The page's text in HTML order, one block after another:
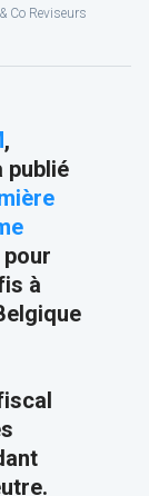
Co Reviseurs
,
publié
à